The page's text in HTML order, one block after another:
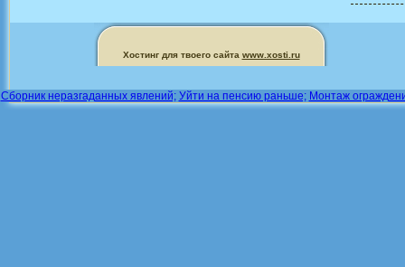
Хостинг для твоего сайта www.xosti.ru
Сборник неразгаданных явлений; Уйти на пенсию раньше; Монтаж